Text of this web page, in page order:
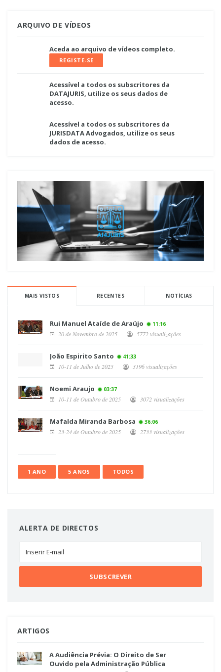
ARQUIVO DE VÍDEOS
Aceda ao arquivo de vídeos completo.
REGISTE-SE
Acessível a todos os subscritores da
DATAJURIS, utilize os seus dados de
acesso.
Acessível a todos os subscritores da
JURISDATA Advogados, utilize os seus
dados de acesso.
MAIS VISTOS RECENTES NOTÍCIAS
Rui Manuel Ataíde de Araújo 11:16
20 de Novembro de 2025 5772 visualizações
João Espirito Santo 41:33
10-11 de Julho de 2025 3196 visualizações
Noemi Araujo 03:37
10-11 de Outubro de 2025 3072 visualizações
Mafalda Miranda Barbosa 36:06
23-24 de Outubro de 2025 2733 visualizações
1 ANO 5 ANOS TODOS
ALERTA DE DIRECTOS
ARTIGOS
A Audiência Prévia: O Direito de Ser
Ouvido pela Administração Pública